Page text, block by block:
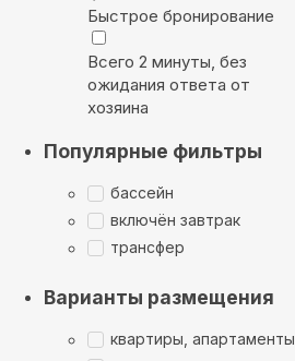
Быстрое бронирование
Всего 2 минуты, без
ожидания ответа от
хозяина
Популярные фильтры
бассейн
включён завтрак
трансфер
Варианты размещения
квартиры, апартаменты